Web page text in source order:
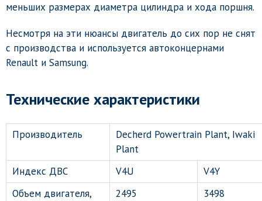
меньших размерах диаметра цилиндра и хода поршня.
Несмотря на эти нюансы двигатель до сих пор не снят
с производства и используется автоконцернами
Renault и Samsung.
Технические характеристики
Производитель
Decherd Powertrain Plant, Iwaki
Plant
Индекс ДВС
V4U
V4Y
Объем двигателя,
2495 3498